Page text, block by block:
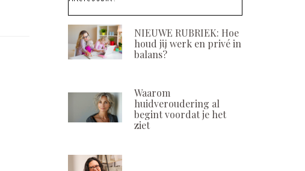
NIEUWE RUBRIEK: Hoe
houd jij werk en privé in
balans?
Waarom
huidveroudering al
begint voordat je het
ziet